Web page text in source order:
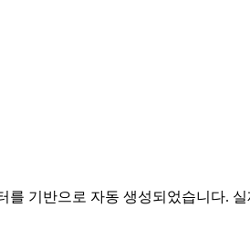
기반으로 자동 생성되었습니다.